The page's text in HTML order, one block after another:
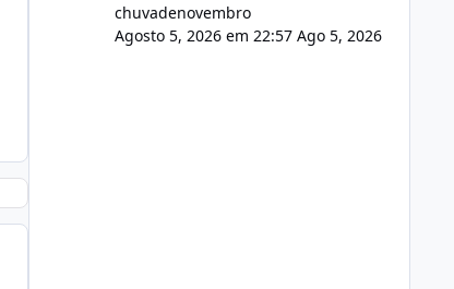
chuvadenovembro
Agosto 5, 2026 em 22:57 Ago 5, 2026